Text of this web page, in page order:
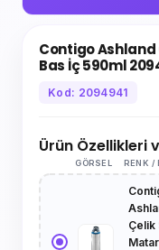
Contigo Ashland
Bas İç 590ml
Kod: 2094941
Ürün Özellikleri
GÖRSEL RENK /
Çelik